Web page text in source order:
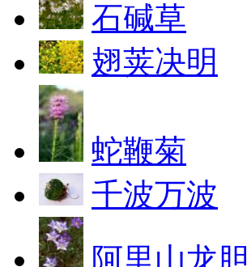
石碱草
翅荚决明
蛇鞭菊
千波万波
阿里山龙胆